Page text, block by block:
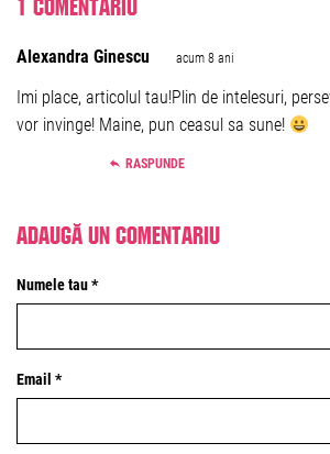
1 comentariu
Alexandra Ginescu acum 8 ani
Imi place, articolul tau!Plin de intelesuri,
vor invinge! Maine, pun ceasul sa sune!
RASPUNDE
Adaugă un comentariu
Numele tau *
Email *